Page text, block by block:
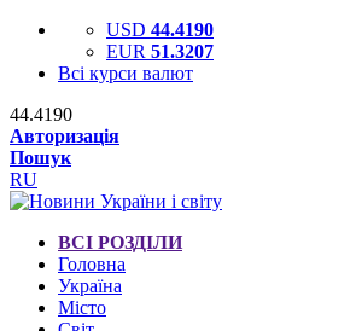
USD 44.4190
EUR 51.3207
Всі курси валют
44.4190
Авторизація
Пошук
RU
ВСІ РОЗДІЛИ
Головна
Україна
Місто